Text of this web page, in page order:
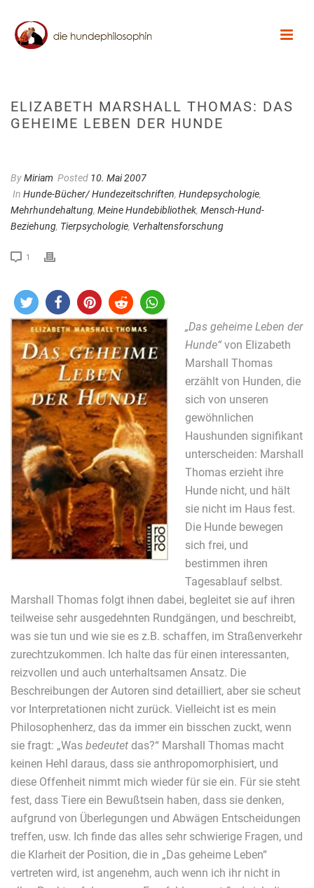
ELIZABETH MARSHALL THOMAS: DAS
GEHEIME LEBEN DER HUNDE
ByMiriam Posted 10. Mai 2007
In Hunde-Bücher/ Hundezeitschriften, Hundepsychologie,
Mehrhundehaltung, Meine Hundebibliothek, Mensch-Hund-
Beziehung, Tierpsychologie, Verhaltensforschung
1
„Das geheime Leben der
Hunde“von Elizabeth
Marshall Thomas
erzählt von Hunden, die
sich von unseren
gewöhnlichen
Haushunden signifikant
unterscheiden: Marshall
Thomas erzieht ihre
Hunde nicht, und hält
sie nicht im Haus fest.
Die Hunde bewegen
sich frei, und
bestimmen ihren
Tagesablauf selbst.
Marshall Thomas folgt ihnen dabei, begleitet sie auf ihren
teilweise sehr ausgedehnten Rundgängen, und beschreibt,
was sie tun und wie sie es z.B. schaffen, im Straßenverkehr
zurechtzukommen. Ich halte das für einen interessanten,
reizvollen und auch unterhaltsamen Ansatz. Die
Beschreibungen der Autoren sind detailliert, aber sie scheut
vor Interpretationen nicht zurück. Vielleicht ist es mein
Philosophenherz, das da immer ein bisschen zuckt, wenn
sie fragt: „Was bedeutet das?“ Marshall Thomas macht
keinen Hehl daraus, dass sie anthropomorphisiert, und
diese Offenheit nimmt mich wieder für sie ein. Für sie steht
fest, dass Tiere ein Bewußtsein haben, dass sie denken,
aufgrund von Überlegungen und Abwägen Entscheidungen
treffen, usw. Ich finde das alles sehr schwierige Fragen, und
die Klarheit der Position, die in „Das geheime Leben“
vertreten wird, ist angenehm, auch wenn ich ihr nicht in